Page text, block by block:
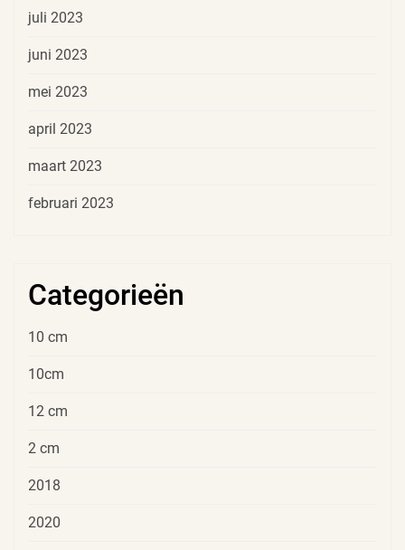
juli 2023
juni 2023
mei 2023
april 2023
maart 2023
februari 2023
Categorieën
10 cm
10cm
12 cm
2 cm
2018
2020